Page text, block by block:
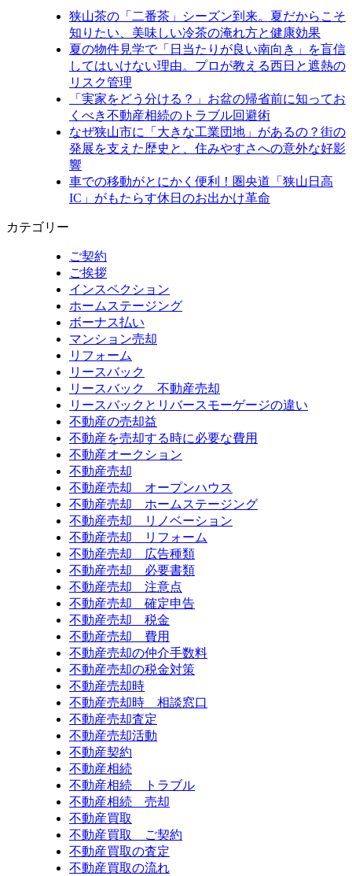
狭山茶の「二番茶」シーズン到来。夏だからこそ
知りたい、美味しい冷茶の淹れ方と健康効果
夏の物件見学で「日当たりが良い南向き」を盲信
してはいけない理由。プロが教える西日と遮熱の
リスク管理
「実家をどう分ける？」お盆の帰省前に知ってお
くべき不動産相続のトラブル回避術
なぜ狭山市に「大きな工業団地」があるの？街の
発展を支えた歴史と、住みやすさへの意外な好影
響
車での移動がとにかく便利！圏央道「狭山日高
IC」がもたらす休日のお出かけ革命
カテゴリー
ご契約
ご挨拶
インスペクション
ホームステージング
ボーナス払い
マンション売却
リフォーム
リースバック
リースバック 不動産売却
リースバックとリバースモーゲージの違い
不動産の売却益
不動産を売却する時に必要な費用
不動産オークション
不動産売却
不動産売却 オープンハウス
不動産売却 ホームステージング
不動産売却 リノベーション
不動産売却 リフォーム
不動産売却 広告種類
不動産売却 必要書類
不動産売却 注意点
不動産売却 確定申告
不動産売却 税金
不動産売却 費用
不動産売却の仲介手数料
不動産売却の税金対策
不動産売却時
不動産売却時 相談窓口
不動産売却査定
不動産売却活動
不動産契約
不動産相続
不動産相続 トラブル
不動産相続 売却
不動産買取
不動産買取 ご契約
不動産買取の査定
不動産買取の流れ